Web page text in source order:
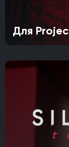
Для